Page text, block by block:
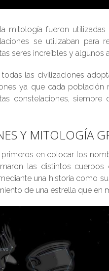
mitología fueron
se utilizaban para
seres increíbles y algunos
las civilizaciones
ya que cada
constelaciones,
Y MITOLOGÍA
en colocar los
las distintos
una historia como
de una estrella que en